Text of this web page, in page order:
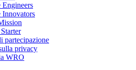
Engineers
Innovators
partecipazione
privacy
WRO